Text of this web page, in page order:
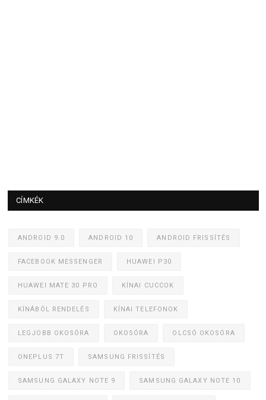
CÍMKÉK
ANDROID 9.0 ANDROID 10 ANDROID FRISSÍTÉS
FACEBOOK MESSENGER HUAWEI P30
HUAWEI MATE 30 PRO KÍNAI CUCCOK
KÍNÁBÓL RENDELÉS KÍNAI TELEFONOK
LEGJOBB OKOSÓRA OKOSÓRA OLCSÓ OKOSÓRA
ONEPLUS 7T SAMSUNG FRISSÍTÉS
SAMSUNG GALAXY NOTE 9 SAMSUNG GALAXY NOTE 10